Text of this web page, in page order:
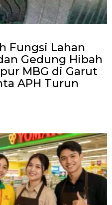
Fungsi Lahan
Gedung Hibah
MBG di Garut
APH Turun